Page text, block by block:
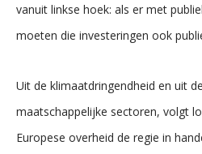
vanuit linkse hoek: als er met
moeten die investeringen ook
Uit de klimaatdringendheid en uit
maatschappelijke sectoren, volgt
Europese overheid de regie in